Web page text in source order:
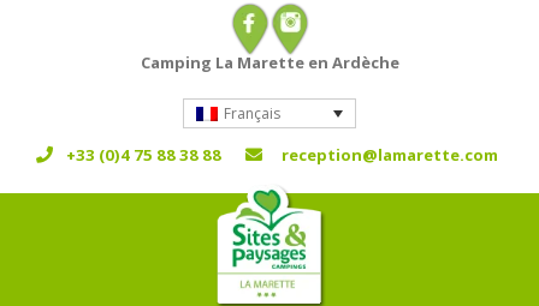
Camping La Marette en Ardèche
Français
+33 (0)4 75 88 38 88 reception@lamarette.com